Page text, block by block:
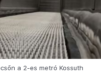
a 2-es metró Kossuth